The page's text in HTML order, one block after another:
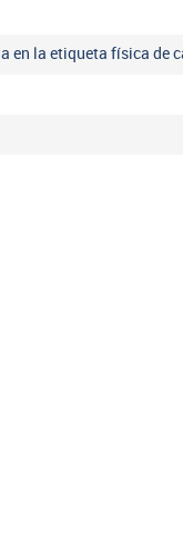
en la etiqueta física de